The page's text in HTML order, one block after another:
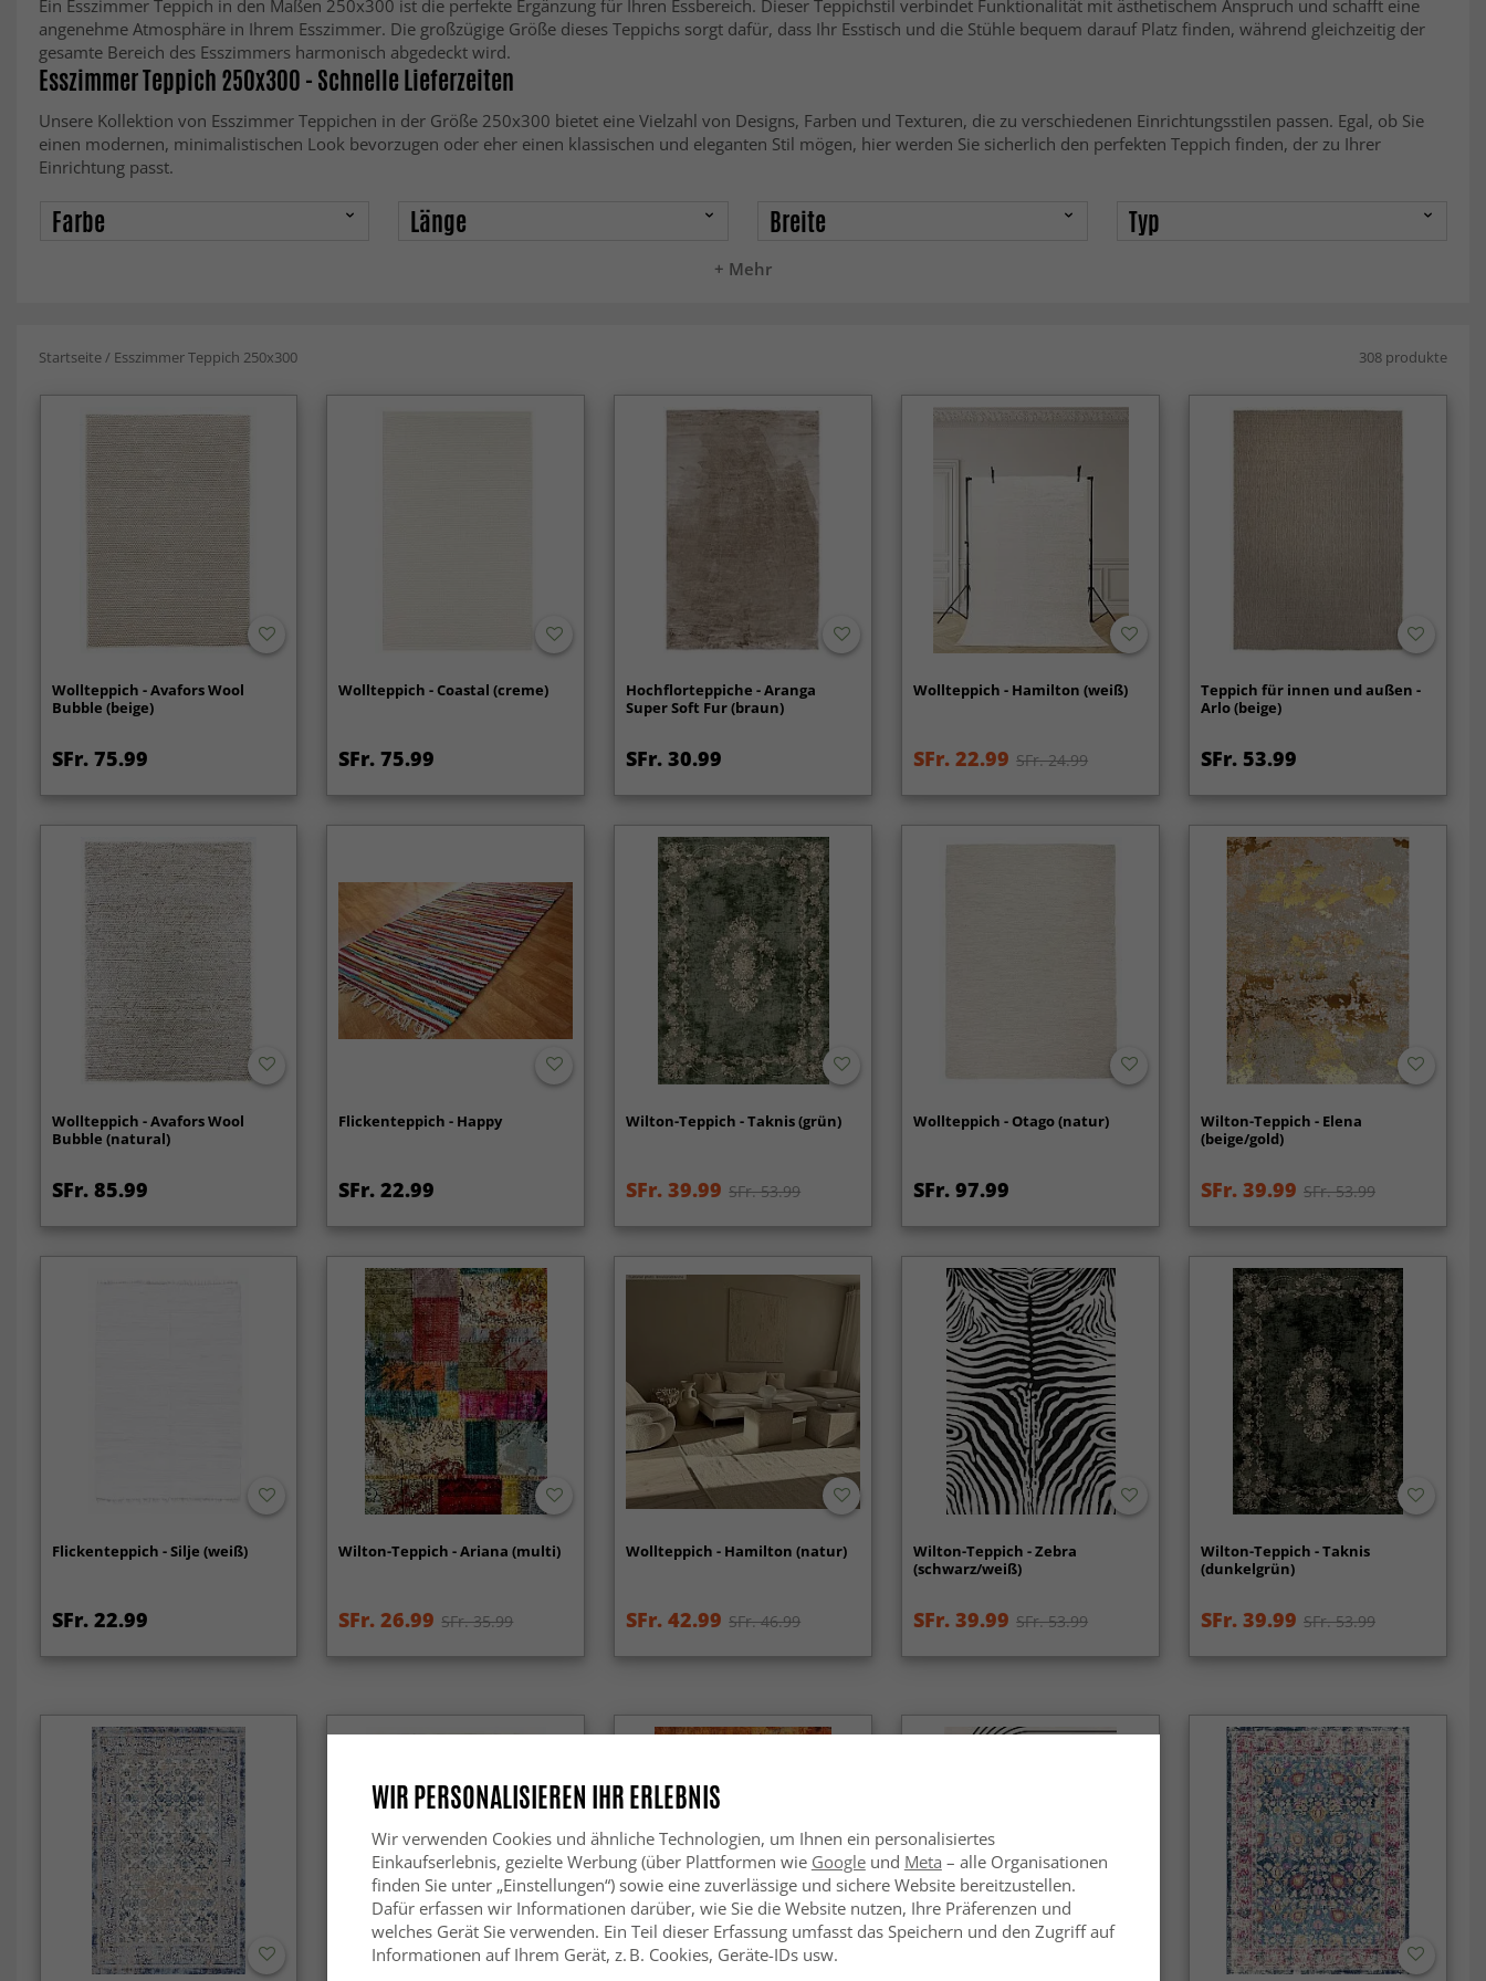
Ein Esszimmer Teppich in den Maßen 250x300 ist die perfekte Ergänzung für Ihren Essbereich. Dieser Teppichstil verbindet Funktionalität mit ästhetischem Anspruch und schafft eine
angenehme Atmosphäre in Ihrem Esszimmer. Die großzügige Größe dieses Teppichs sorgt dafür, dass Ihr Esstisch und die Stühle bequem darauf Platz finden, während gleichzeitig der
gesamte Bereich des Esszimmers harmonisch abgedeckt wird.
Esszimmer Teppich 250x300 - Schnelle Lieferzeiten
Unsere Kollektion von Esszimmer Teppichen in der Größe 250x300 bietet eine Vielzahl von Designs, Farben und Texturen, die zu verschiedenen Einrichtungsstilen passen. Egal, ob Sie
einen modernen, minimalistischen Look bevorzugen oder eher einen klassischen und eleganten Stil mögen, hier werden Sie sicherlich den perfekten Teppich finden, der zu Ihrer
Einrichtung passt.
+ Mehr
Farbe Länge Breite Typ
Startseite/ Esszimmer Teppich 250x300 308 produkte
Wollteppich - Avafors Wool
Bubble (beige)
SFr. 75.99
Wollteppich - Coastal (creme)
SFr. 75.99
Hochflorteppiche - Aranga
Super Soft Fur (braun)
SFr. 30.99
Wollteppich - Hamilton (weiß)
SFr. 22.99 SFr. 24.99
Teppich für innen und außen -
Arlo (beige)
SFr. 53.99
Wollteppich - Avafors Wool
Bubble (natural)
SFr. 85.99
Flickenteppich - Happy
SFr. 22.99
Wilton-Teppich - Taknis (grün)
SFr. 39.99 SFr. 53.99
Wollteppich - Otago (natur)
SFr. 97.99
Wilton-Teppich - Elena
(beige/gold)
SFr. 39.99 SFr. 53.99
Flickenteppich - Silje (weiß)
SFr. 22.99
Wilton-Teppich - Ariana (multi)
SFr. 26.99 SFr. 35.99
Wollteppich - Hamilton (natur)
SFr. 42.99 SFr. 46.99
Wilton-Teppich - Zebra
(schwarz/weiß)
SFr. 39.99 SFr. 53.99
Wilton-Teppich - Taknis
(dunkelgrün)
SFr. 39.99 SFr. 53.99
WIR PERSONALISIEREN IHR ERLEBNIS
Wir verwenden Cookies und ähnliche Technologien, um Ihnen ein personalisiertes
Einkaufserlebnis, gezielte Werbung (über Plattformen wie Googleund Meta – alle Organisationen
finden Sie unter „Einstellungen“) sowie eine zuverlässige und sichere Website bereitzustellen.
Dafür erfassen wir Informationen darüber, wie Sie die Website nutzen, Ihre Präferenzen und
welches Gerät Sie verwenden. Ein Teil dieser Erfassung umfasst das Speichern und den Zugriff auf
Informationen auf Ihrem Gerät, z. B. Cookies, Geräte-IDs usw.